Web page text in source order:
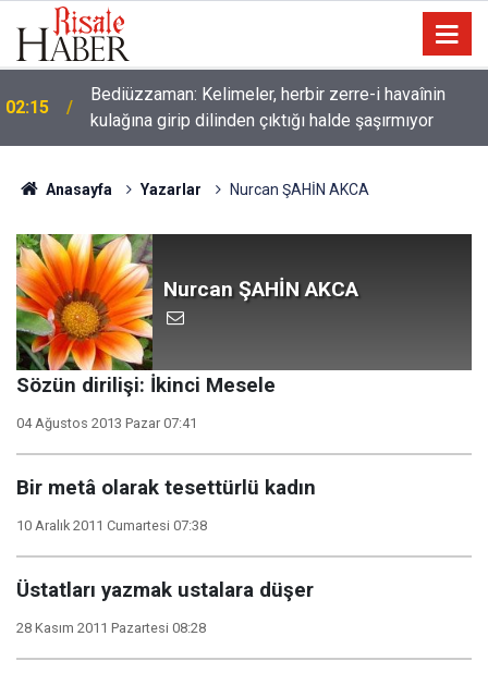
01:45
Müslümanlardan dilinizi çekin, onlardan biri
öldüğünde de
Anasayfa Yazarlar Nurcan ŞAHİN AKCA
Nurcan ŞAHİN AKCA
Sözün dirilişi: İkinci Mesele
04 Ağustos 2013 Pazar 07:41
Bir metâ olarak tesettürlü kadın
10 Aralık 2011 Cumartesi 07:38
Üstatları yazmak ustalara düşer
28 Kasım 2011 Pazartesi 08:28